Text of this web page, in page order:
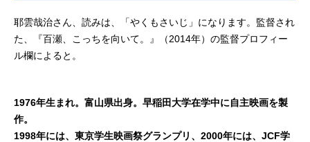
耶雲哉治さん、読みは、「やくもさいじ」になります。監督され
た、『百瀬、こっちを向いて。』（2014年）の監督プロフィー
ル欄によると。
1976年生まれ。富山県出身。早稲田大学在学中に自主映画を製
作。
1998年には、東京学生映画祭グランプリ、2000年には、JCF学